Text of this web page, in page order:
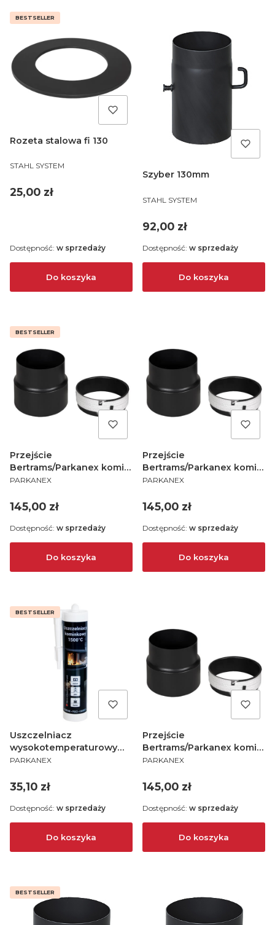
BESTSELLER
Rozeta stalowa fi 130
PRODUCENT
STAHL SYSTEM
Cena
25,00 zł
Do koszyka
Dostępność: w sprzedaży
Szyber 130mm
PRODUCENT
STAHL SYSTEM
Cena
92,00 zł
Do koszyka
Dostępność: w sprzedaży
BESTSELLER
Przejście
Bertrams/Parkanex komin
ceramiczny fi 130/200
PRODUCENT
PARKANEX
Cena
145,00 zł
Do koszyka
Dostępność: w sprzedaży
Przejście
Bertrams/Parkanex komin
ceramiczny fi 130/180
PRODUCENT
PARKANEX
Cena
145,00 zł
Do koszyka
Dostępność: w sprzedaży
BESTSELLER
Uszczelniacz
wysokotemperaturowy
1500°C 300ml
PRODUCENT
PARKANEX
Cena
35,10 zł
Do koszyka
Dostępność: w sprzedaży
Przejście
Bertrams/Parkanex komin
ceramiczny fi 130/150
PRODUCENT
PARKANEX
Cena
145,00 zł
Do koszyka
Dostępność: w sprzedaży
BESTSELLER